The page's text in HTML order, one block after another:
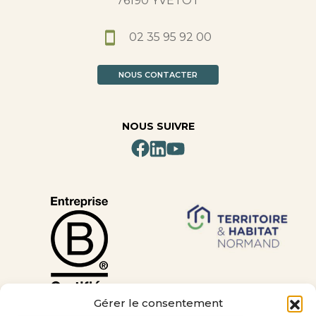
Gérer le consentement
02 35 95 92 00
NOUS CONTACTER
NOUS SUIVRE